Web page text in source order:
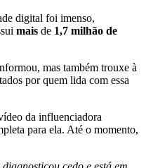
digital foi imenso,
mais de 1,7 milhão de
mas também trouxe à
por quem lida com essa
da influenciadora
para ela. Até o momento,